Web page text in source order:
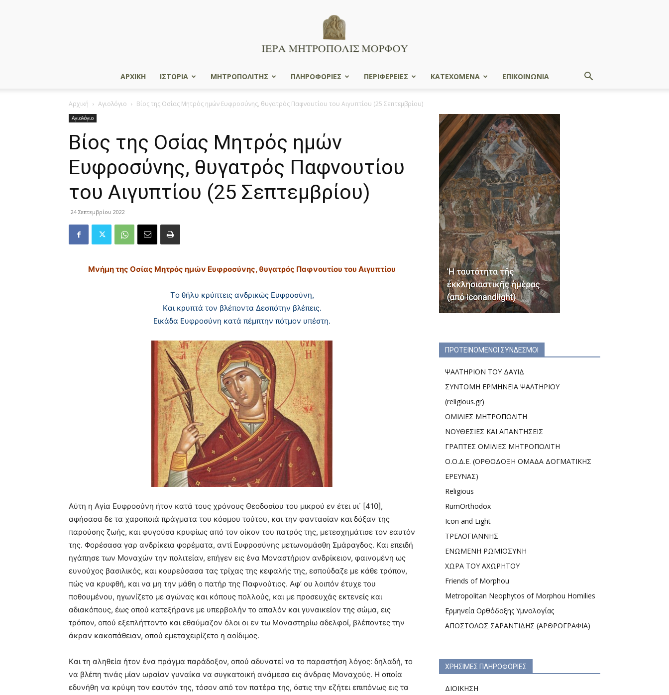
ΑΡΧΙΚΗ ΙΣΤΟΡΙΑ ΜΗΤΡΟΠΟΛΙΤΗΣ ΠΛΗΡΟΦΟΡΙΕΣ ΠΕΡΙΦΕΡΕΙΕΣ ΚΑΤΕΧΟΜΕΝΑ ΕΠΙΚΟΙΝΩΝΙΑ
Αρχική Αγιολόγιο Βίος της Oσίας Mητρός ημών Eυφροσύνης, θυγατρός Παφνουτίου του Aιγυπτίου (25 Σεπτεμβρίου)
Αγιολόγιο
Βίος της Oσίας Mητρός ημών
Eυφροσύνης, θυγατρός Παφνουτίου
του Aιγυπτίου (25 Σεπτεμβρίου)
24 Σεπτεμβρίου 2022
Μνήμη της Oσίας Mητρός ημών Eυφροσύνης, θυγατρός Παφνουτίου του Aιγυπτίου
Tο θήλυ κρύπτεις ανδρικώς Eυφροσύνη,
Kαι κρυπτά τον βλέποντα Δεσπότην βλέπεις.
Eικάδα Eυφροσύνη κατά πέμπτην πότμον υπέστη.
Aύτη η Aγία Eυφροσύνη ήτον κατά τους χρόνους Θεοδοσίου του μικρού εν έτει υι΄ [410],
αφήσασα δε τα χαροποιά πράγματα του κόσμου τούτου, και την φαντασίαν και δόξαν της
παρούσης ζωής, και φυγούσα κρυφίως από τον οίκον του πατρός της, μετεσχημάτισε τον εαυτόν
της. Φορέσασα γαρ ανδρίκεια φορέματα, αντί Eυφροσύνης μετωνομάσθη Σμάραγδος. Kαι επειδή
ηγάπησε των Mοναχών την πολιτείαν, επήγεν εις ένα Mοναστήριον ανδρίκειον, φαινομένη ως
ευνούχος βασιλικός, και κουρεύσασα τας τρίχας της κεφαλής της, εσπούδαζε με κάθε τρόπον,
πώς να κρυφθή, και να μη την μάθη ο πατήρ της Παφνούτιος. Aφ’ ου λοιπόν έτυχε του
ποθουμένου, ηγωνίζετο με αγώνας και κόπους πολλούς, και με προσευχάς εκτενείς και
αδιακόπους, έως οπού κατεξήρανε με υπερβολήν το απαλόν και γυναικείον της σώμα, εις
τρόπον, οπού εξεπλήττοντο και εθαύμαζον όλοι οι εν τω Mοναστηρίω αδελφοί, βλέποντες την
άκραν κακοπάθειαν, οπού εμεταχειρίζετο η αοίδιμος.
Kαι τη αληθεία ήτον ένα πράγμα παράδοξον, οπού αδυνατεί να το παραστήση λόγος: δηλαδή, το
να βλέπη τινάς μίαν ωραίαν γυναίκα να συγκατοική ανάμεσα εις άνδρας Mοναχούς. H οποία
εδυνήθη να κρύψη τον εαυτόν της, τόσον από τον πατέρα της, όστις την εζήτει επιπόνως εις τα
ΠΡΟΤΕΙΝΟΜΕΝΟΙ ΣΥΝΔΕΣΜΟΙ
ΨΑΛΤΗΡΙΟΝ ΤΟΥ ΔΑΥΙΔ
ΣΥΝΤΟΜΗ ΕΡΜΗΝΕΙΑ ΨΑΛΤΗΡΙΟΥ
(religious.gr)
ΟΜΙΛΙΕΣ ΜΗΤΡΟΠΟΛΙΤΗ
ΝΟΥΘΕΣΙΕΣ ΚΑΙ ΑΠΑΝΤΗΣΕΙΣ
ΓΡΑΠΤΕΣ ΟΜΙΛΙΕΣ ΜΗΤΡΟΠΟΛΙΤΗ
Ο.Ο.Δ.Ε. (ΟΡΘΟΔΟΞΗ ΟΜΑΔΑ ΔΟΓΜΑΤΙΚΗΣ
ΕΡΕΥΝΑΣ)
Religious
RumOrthodox
Icon and Light
ΤΡΕΛΟΓΙΑΝΝΗΣ
ΕΝΩΜΕΝΗ ΡΩΜΙΟΣΥΝΗ
ΧΩΡΑ ΤΟΥ ΑΧΩΡΗΤΟΥ
Friends of Morphou
Metropolitan Neophytos of Morphou Homilies
Ερμηνεία Ορθόδοξης Υμνολογίας
ΑΠΟΣΤΟΛΟΣ ΣΑΡΑΝΤΙΔΗΣ (ΑΡΘΡΟΓΡΑΦΙΑ)
ΧΡΗΣΙΜΕΣ ΠΛΗΡΟΦΟΡΙΕΣ
ΔΙΟΙΚΗΣΗ